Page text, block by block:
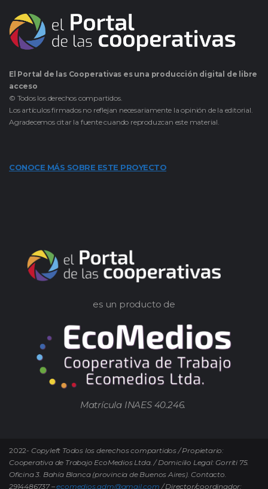
El Portal de las Cooperativas es una producción digital de libre
acceso
© Todos los derechos compartidos.
Los artículos firmados no reflejan necesariamente la opinión de la editorial.
Agradecemos citar la fuente cuando reproduzcan este material.
CONOCE MÁS SOBRE ESTE PROYECTO
es un producto de
Matrícula INAES 40.246.
2022- Copyleft Todos los derechos compartidos / Propietario:
Cooperativa de Trabajo EcoMedios Ltda. / Domicilio Legal: Gorriti 75.
Oficina 3. Bahía Blanca (provincia de Buenos Aires). Contacto.
2914486737 –ecomedios.adm@gmail.com / Director/coordinador: